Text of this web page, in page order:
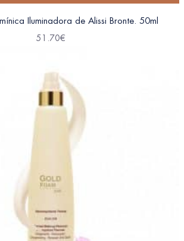
Iluminadora de Alissi Bronte. 50ml
51.70€